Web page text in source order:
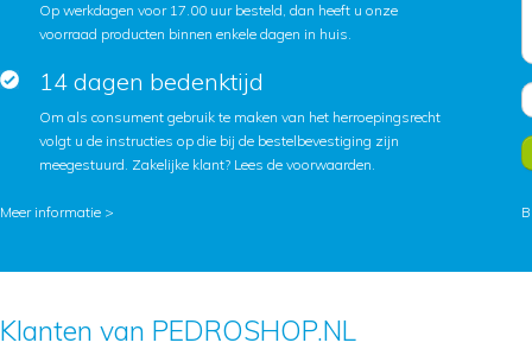
Op werkdagen voor 17.00 uur besteld, dan heeft u onze
voorraad producten binnen enkele dagen in huis.
14 dagen bedenktijd
Om als consument gebruik te maken van het herroepingsrecht
volgt u de instructies op die bij de bestelbevestiging zijn
meegestuurd. Zakelijke klant? Lees de voorwaarden.
Meer informatie >
Klanten van PEDROSHOP.NL